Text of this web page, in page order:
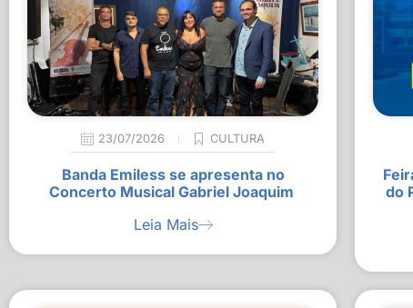
23/07/2026 CULTURA
Banda Emiless se apresenta no
Concerto Musical Gabriel Joaquim
Leia Mais
do